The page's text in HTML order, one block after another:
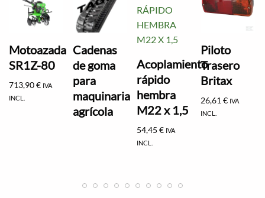
Motoazada
SR1Z-80
713,90€ IVA
INCL.
Cadenas
de goma
para
maquinaria
agrícola
Acoplamiento
rápido
hembra
M22 x 1,5
54,45€ IVA
INCL.
Piloto
Trasero
Britax
26,61€ IVA
INCL.